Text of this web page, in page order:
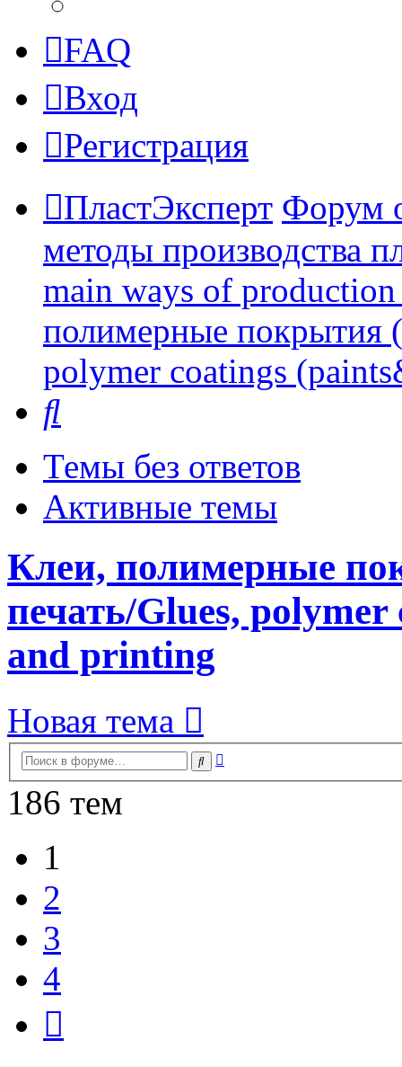
FAQ
Вход
Регистрация
ПластЭксперт Форум
методы производства
main ways of
полимерные покрытия
polymer coatings
Темы без ответов
Активные темы
Клеи, полимерные
печать/Glues,
and printing
Новая тема
Поиск
186 тем
1
2
3
4